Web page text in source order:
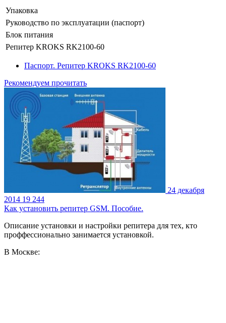
Упаковка
Руководство по эксплуатации (паспорт)
Блок питания
Репитер KROKS RK2100-60
Паспорт. Репитер KROKS RK2100-60
Рекомендуем прочитать
24 декабря
2014 19 244
Как установить репитер GSM. Пособие.
Описание установки и настройки репитера для тех, кто
проффессионально занимается установкой.
В Москве: